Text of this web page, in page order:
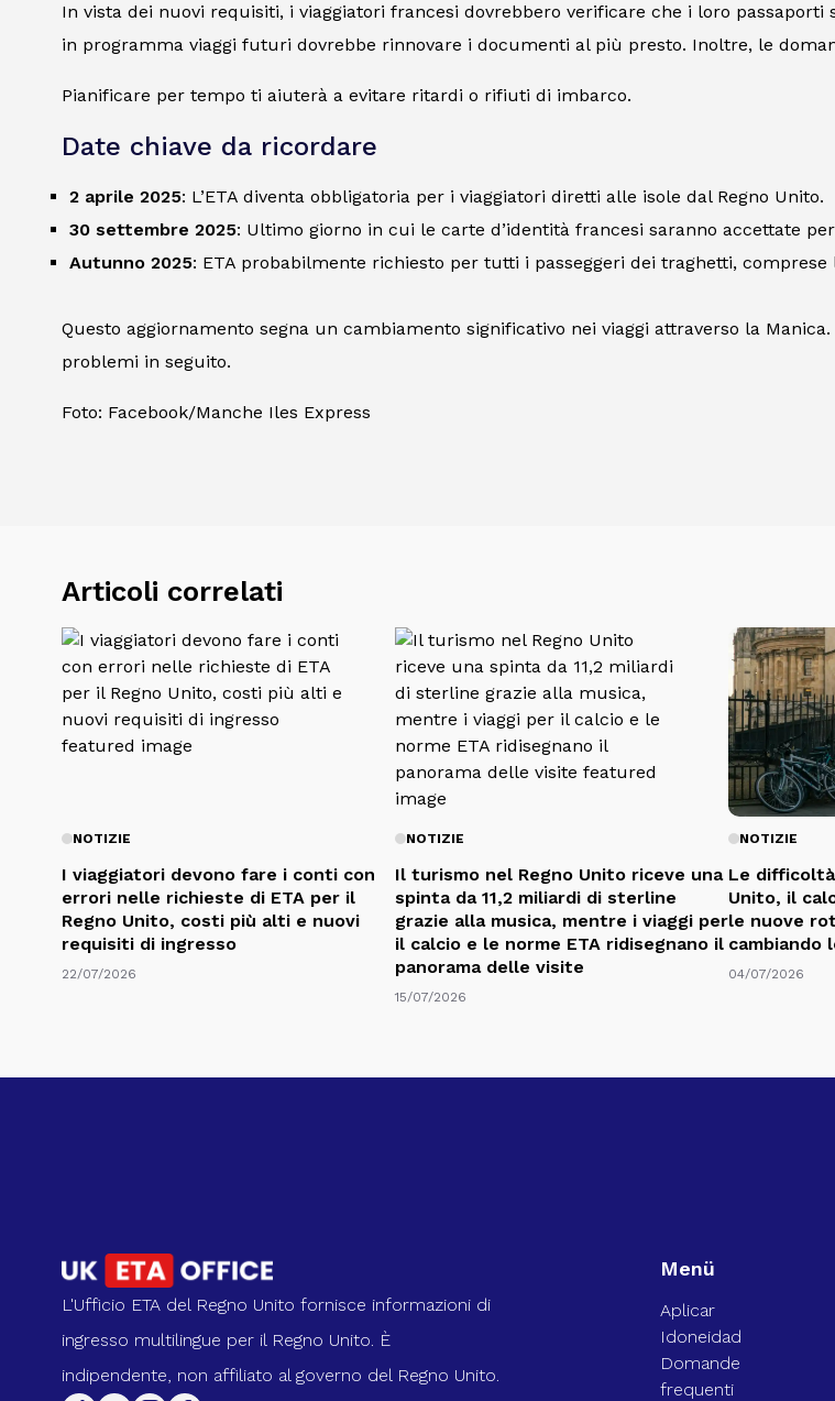
In vista dei nuovi requisiti, i viaggiatori francesi dovrebbero verificare che i loro
in programma viaggi futuri dovrebbe rinnovare i documenti al più presto. Inoltre, le
Pianificare per tempo ti aiuterà a evitare ritardi o rifiuti di imbarco.
Date chiave da ricordare
2 aprile 2025: L’ETA diventa obbligatoria per i viaggiatori diretti alle isole dal Regno Unito.
30 settembre 2025: Ultimo giorno in cui le carte d’identità francesi saranno accettate
Autunno 2025: ETA probabilmente richiesto per tutti i passeggeri dei traghetti,
Questo aggiornamento segna un cambiamento significativo nei viaggi attraverso la
problemi in seguito.
Foto: Facebook/Manche Iles Express
Articoli correlati
NOTIZIE
I viaggiatori devono fare i conti con
errori nelle richieste di ETA per il
Regno Unito, costi più alti e nuovi
requisiti di ingresso
22/07/2026
NOTIZIE
Il turismo nel Regno Unito riceve una
spinta da 11,2 miliardi di sterline
grazie alla musica, mentre i viaggi per
il calcio e le norme ETA ridisegnano il
panorama delle visite
15/07/2026
NOTIZIE
Le difficoltà
Unito, il
le nuove
cambiando
04/07/2026
L'Ufficio ETA del Regno Unito fornisce informazioni di
ingresso multilingue per il Regno Unito. È
indipendente, non affiliato al governo del Regno Unito.
Menü
Aplicar
Idoneidad
Domande
frequenti